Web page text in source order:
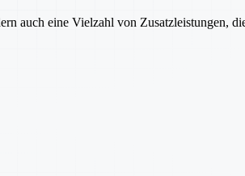
auch eine Vielzahl von Zusatzleistungen,